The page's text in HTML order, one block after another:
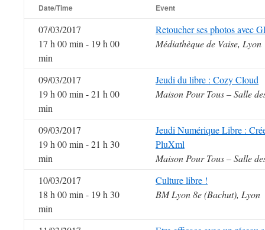
Date/Time Event
07/03/2017
17 h 00 min - 19 h 00
min
Retoucher ses photos avec
Médiathèque de Vaise, Lyon
09/03/2017
19 h 00 min - 21 h 00
min
Jeudi du libre : Cozy Cloud
Maison Pour Tous – Salle
09/03/2017
19 h 00 min - 21 h 30
min
Jeudi Numérique Libre :
PluXml
Maison Pour Tous – Salle
10/03/2017
18 h 00 min - 19 h 30
min
Culture libre !
BM Lyon 8e (Bachut), Lyon